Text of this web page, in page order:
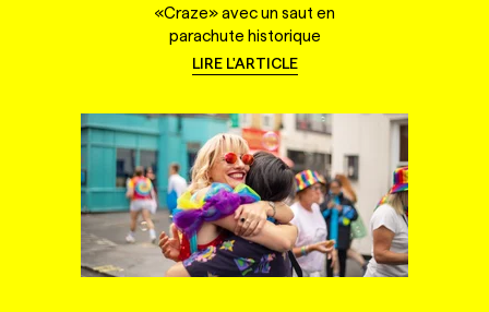
«Craze» avec un saut en
parachute historique
LIRE L'ARTICLE